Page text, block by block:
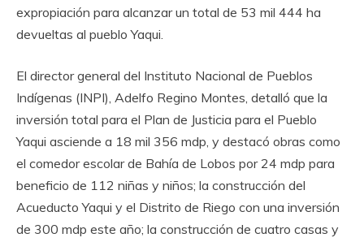
expropiación para alcanzar un total de 53 mil 444 ha
devueltas al pueblo Yaqui.
El director general del Instituto Nacional de Pueblos
Indígenas (INPI), Adelfo Regino Montes, detalló que la
inversión total para el Plan de Justicia para el Pueblo
Yaqui asciende a 18 mil 356 mdp, y destacó obras como
el comedor escolar de Bahía de Lobos por 24 mdp para
beneficio de 112 niñas y niños; la construcción del
Acueducto Yaqui y el Distrito de Riego con una inversión
de 300 mdp este año; la construcción de cuatro casas y